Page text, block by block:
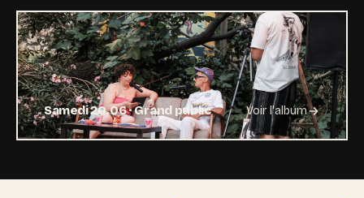
Samedi 20.06 · Grand public Voir l'album